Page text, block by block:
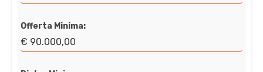
Offerta Minima:
€ 90.000,00